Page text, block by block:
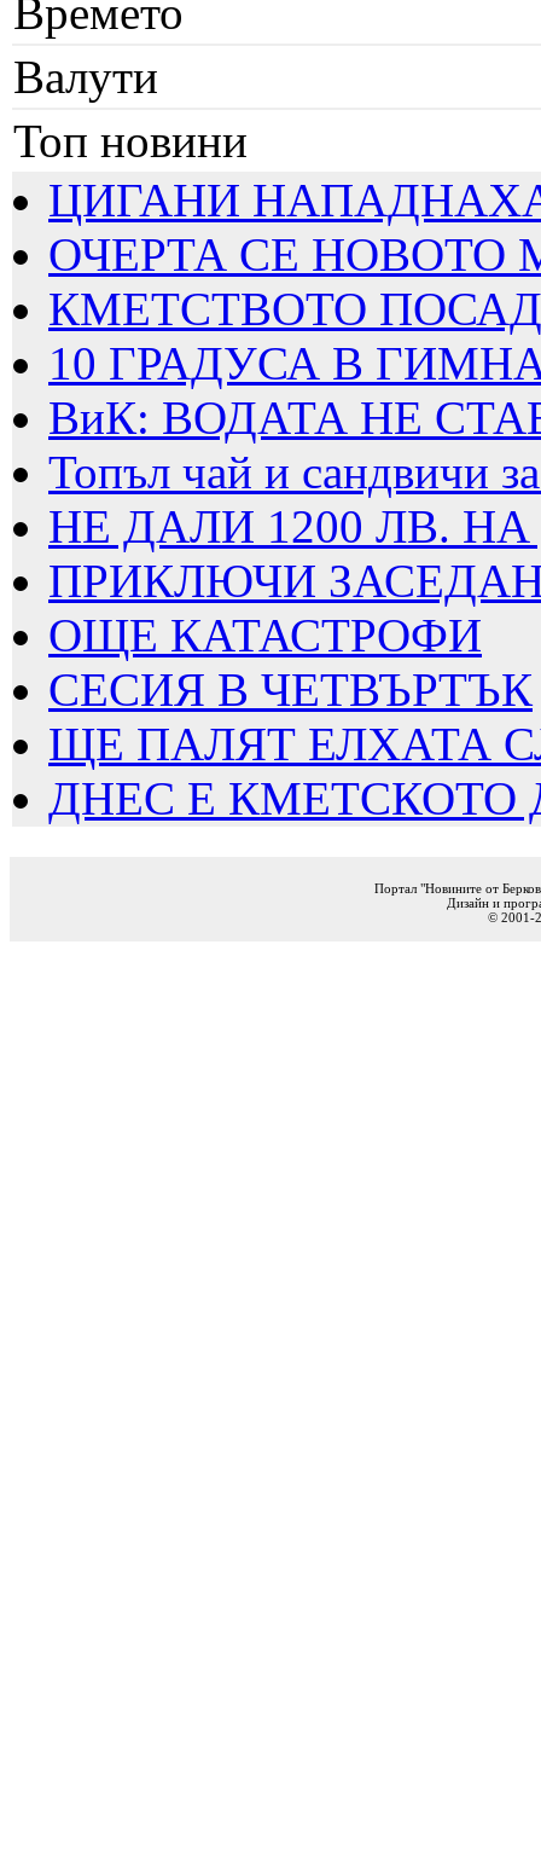
Времето
Валути
Топ новини
ЦИГАНИ
ОЧЕРТА СЕ НОВОТО
КМЕТСТВОТО
10 ГРАДУСА В
ВиК: ВОДАТА НЕ
Топъл чай и сандвичи
НЕ ДАЛИ 1200 ЛВ.
ПРИКЛЮЧИ
ОЩЕ КАТАСТРОФИ
СЕСИЯ В ЧЕТВЪРТЪК
ЩЕ ПАЛЯТ ЕЛХАТА
ДНЕС Е КМЕТСКОТО
Портал "Новините от
Дизайн и
© 2001-